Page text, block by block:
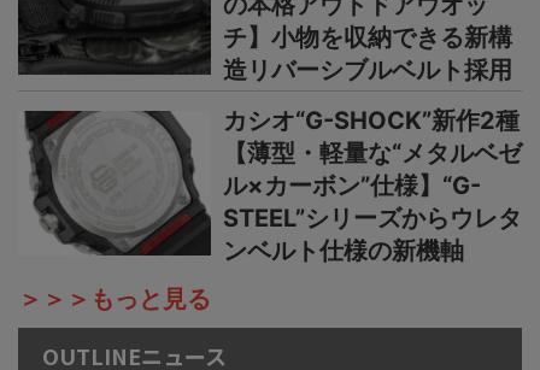
チ】小物を収納できる新構
造リバーシブルベルト採用
カシオ“G-SHOCK”新作2種
【薄型・軽量な“メタルベゼ
ル×カーボン”仕様】“G-
STEEL”シリーズからウレタ
ンベルト仕様の新機軸
＞＞＞もっと見る
OUTLINEニュース